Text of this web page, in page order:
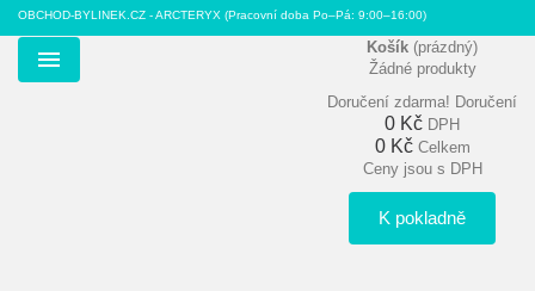
OBCHOD-BYLINEK.CZ - ARCTERYX (Pracovní doba Po–Pá: 9:00–16:00)
Menu
Košík (prázdný)
Žádné produkty
Doručení zdarma! Doručení
0 Kč DPH
0 Kč Celkem
Ceny jsou s DPH
K pokladně